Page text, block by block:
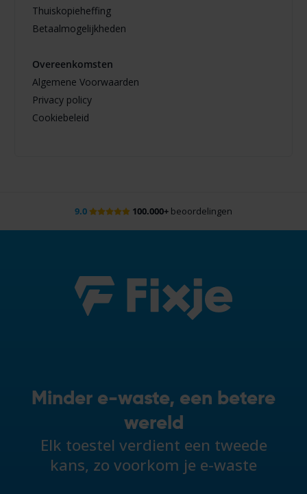
Thuiskopieheffing
Betaalmogelijkheden
Overeenkomsten
Algemene Voorwaarden
Privacy policy
Cookiebeleid
9.0 100.000+ beoordelingen
Minder e-waste, een betere
wereld
Elk toestel verdient een tweede
kans, zo voorkom je e-waste